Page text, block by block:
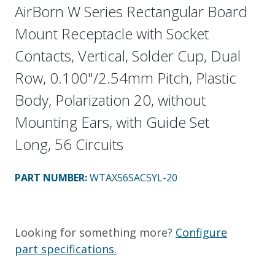
AirBorn W Series Rectangular Board
Mount Receptacle with Socket
Contacts, Vertical, Solder Cup, Dual
Row, 0.100"/2.54mm Pitch, Plastic
Body, Polarization 20, without
Mounting Ears, with Guide Set
Long, 56 Circuits
PART NUMBER:WTAX56SACSYL-20
Looking for something more? Configure
part specifications.